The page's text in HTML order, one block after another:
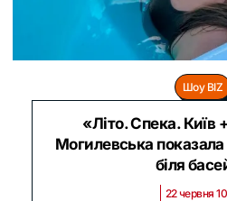
Шоу BIZ
«Літо. Спека. Київ
Могилевська
біля
22 червня